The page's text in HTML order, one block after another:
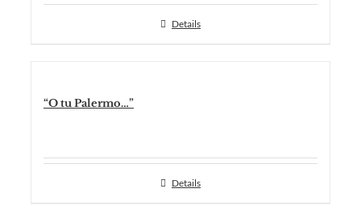
Details
“O tu Palermo…”
Details